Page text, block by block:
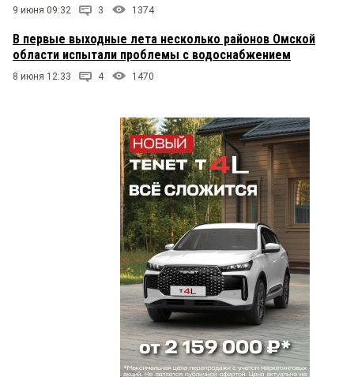
9 июня 09:32 3 1374
В первые выходные лета несколько районов Омской
области испытали проблемы с водоснабжением
8 июня 12:33 4 1470